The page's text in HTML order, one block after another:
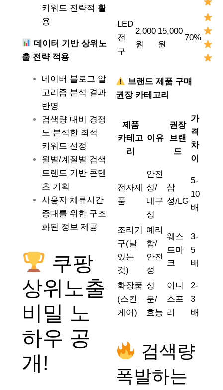
키워드 전략적 활
용
데이터 기반 상위노
출 전략 적용
네이버 블로그 알
고리즘 분석 결과
반영
검색량 대비 경쟁
도 분석한 최적
키워드 선정
월별/계절별 검색
트렌드 기반 콘텐
츠 기획
사용자 체류시간
증대를 위한 구조
화된 정보 제공
쿠팡
상위노출
비밀 노
하우 공
개!
LED
전
구
2,000
원
15,000
원
70%
브랜드 제품 구매
권장 카테고리
제품
카테고
리
이유
권장
브랜
드
가
격
차
이
전자제
품
안전
성/
내구
성
삼
성/LG
5-
10
배
조리기
구(날
있는
것)
예리
함/
안전
성
웨스
트마
크
3-
5
배
화장품
(스킨
케어)
성
분/
효능
이니
스프
리
2-
3
배
검색량
폭발하는